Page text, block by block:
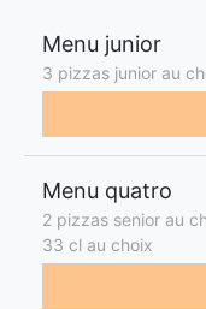
Menu junior
3 pizzas junior au
Menu quatro
2 pizzas senior au
33 cl au choix